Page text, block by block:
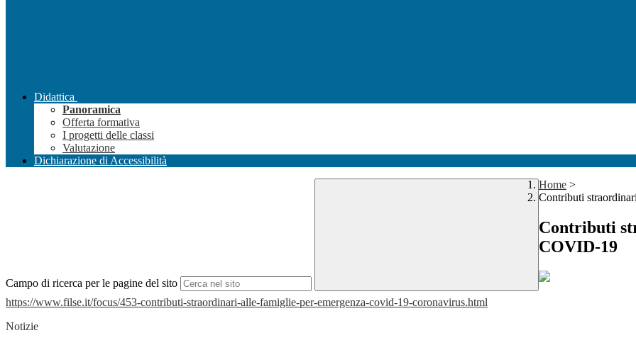
Didattica
Panoramica
Offerta formativa
I progetti delle classi
Valutazione
Dichiarazione di Accessibilità
Campo di ricerca per le pagine del sito
Home >
Contributi
Contributi
COVID-19
https://www.filse.it/focus/453-contributi-straordinari-alle-famiglie-per-emergenza-covid-19-coronavirus.html
Notizie